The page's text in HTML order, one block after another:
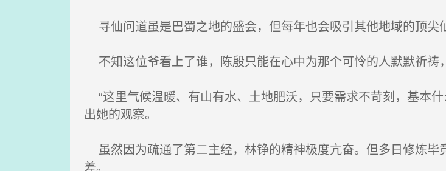
寻仙问道虽是巴蜀之地的盛会，但每年也会吸引其他地域的顶尖
不知这位爷看上了谁，陈殷只能在心中为那个可怜的人默默祈祷
“这里气候温暖、有山有水、土地肥沃，只要需求不苛刻，基本
出她的观察。
虽然因为疏通了第二主经，林铮的精神极度亢奋。但多日修炼
差。